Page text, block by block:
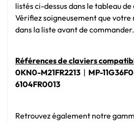
listés ci-dessus dans le tableau
Vérifiez soigneusement que votre
dans la liste avant de commander.
Références de claviers
0KN0-M21FR2213 | MP-
6104FR0013
Retrouvez également notre